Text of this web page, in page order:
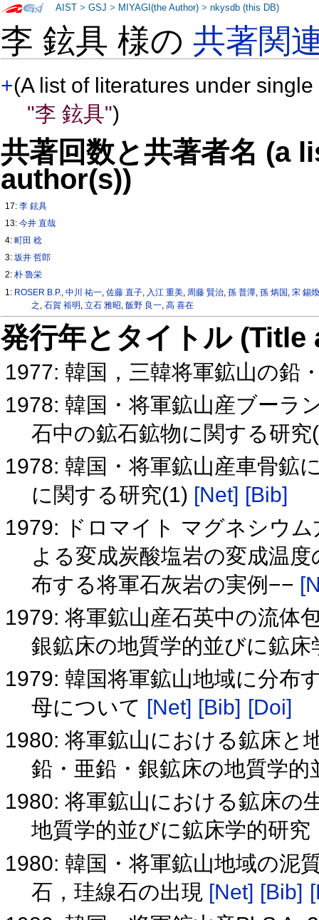
李 鉉具 様の共著関
+(A list of literatures under
"李 鉉具")
共著回数と共著者名 (a
author(s))
17:李 鉉具
13:今井 直哉
4:町田 稔
3:坂井 哲郎
2:朴 魯栄
1: ROSER B.P. ,中川 祐一 ,佐藤 直子 入江 重美 周藤 賢治 ,孫 普潭 ,孫 炳国 ,宋 錫
之 石賀 裕明 立石 雅昭 飯野 良一, 高 喜在
発行年とタイトル
1977: 韓国，三韓将軍鉱山の鉛
1978: 韓国・将軍鉱山産ブーラ
石中の鉱石鉱物に関する研
1978: 韓国・将軍鉱山産車骨鉱
に関する研究(1) [Net] [Bib]
1979: ドロマイト マグネシウ
よる変成炭酸塩岩の変成温
布する将軍石灰岩の実例−−
1979: 将軍鉱山産石英中の流体
銀鉱床の地質学的並びに鉱
1979: 韓国将軍鉱山地域に分布
母について [Net] [Bib] [Doi]
1980: 将軍鉱山における鉱床と
鉛・亜鉛・銀鉱床の地質学
1980: 将軍鉱山における鉱床の
地質学的並びに鉱床学的研
1980: 韓国・将軍鉱山地域の泥
石，珪線石の出現 [Net] [Bib]
AIST >GSJ > MIYAGI(the Author) >nkysdb (this DB)